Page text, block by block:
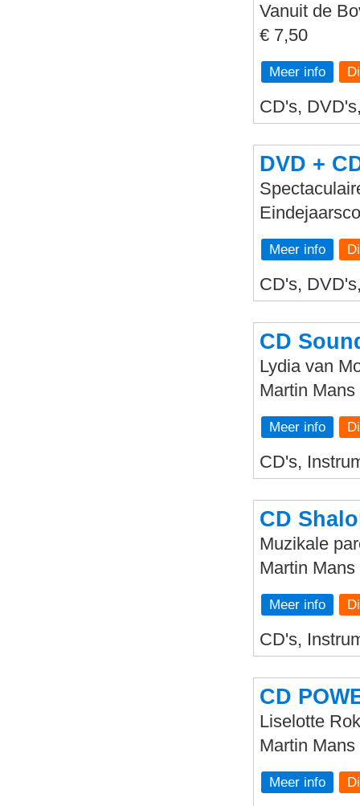
Vanuit de
€ 7,50
Meer info
CD's,
DVD +
Meer info
CD's,
CD
Lydia van
Martin Mans
Meer info
CD's,
CD
Muzikale
Martin Mans
Meer info
CD's,
CD
Liselotte
Martin Mans
Meer info